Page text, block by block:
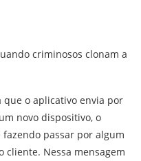
criminosos clonam a
que o aplicativo envia por
novo dispositivo, o
passar por algum
cliente. Nessa mensagem